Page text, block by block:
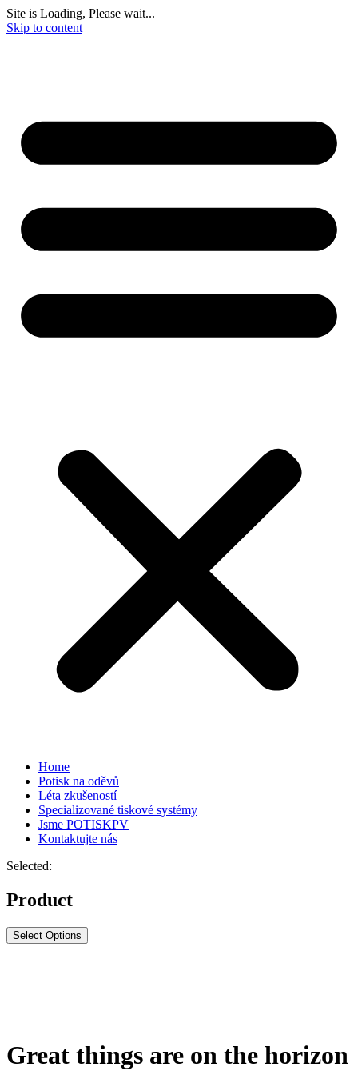
Site is Loading, Please wait...
Skip to content
Home
Potisk na oděvů
Léta zkušeností
Specializované tiskové systémy
Jsme POTISKPV
Kontaktujte nás
Selected:
Product
Select Options
Great things are on the horizon